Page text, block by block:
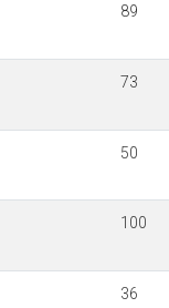
89
73
50
100
36